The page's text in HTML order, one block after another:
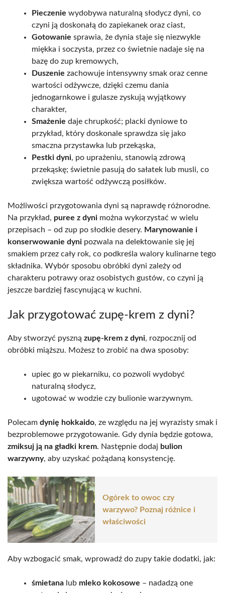
Pieczenie wydobywa naturalną słodycz dyni, co
czyni ją doskonałą do zapiekanek oraz ciast,
Gotowanie sprawia, że dynia staje się niezwykle
miękka i soczysta, przez co świetnie nadaje się na
bazę do zup kremowych,
Duszenie zachowuje intensywny smak oraz cenne
wartości odżywcze, dzięki czemu dania
jednogarnkowe i gulasze zyskują wyjątkowy
charakter,
Smażenie daje chrupkość; placki dyniowe to
przykład, który doskonale sprawdza się jako
smaczna przystawka lub przekąska,
Pestki dyni, po uprażeniu, stanowią zdrową
przekąskę; świetnie pasują do sałatek lub musli, co
zwiększa wartość odżywczą posiłków.
Możliwości przygotowania dyni są naprawdę różnorodne.
Na przykład, puree z dyni można wykorzystać w wielu
przepisach – od zup po słodkie desery. Marynowanie i
konserwowanie dyni pozwala na delektowanie się jej
smakiem przez cały rok, co podkreśla walory kulinarne tego
składnika. Wybór sposobu obróbki dyni zależy od
charakteru potrawy oraz osobistych gustów, co czyni ją
jeszcze bardziej fascynującą w kuchni.
Jak przygotować zupę-krem z dyni?
Aby stworzyć pyszną zupę-krem z dyni, rozpocznij od
obróbki miąższu. Możesz to zrobić na dwa sposoby:
upiec go w piekarniku, co pozwoli wydobyć
naturalną słodycz,
ugotować w wodzie czy bulionie warzywnym.
Polecam dynię hokkaido, ze względu na jej wyrazisty smak i
bezproblemowe przygotowanie. Gdy dynia będzie gotowa,
zmiksuj ją na gładki krem. Następnie dodaj bulion
warzywny, aby uzyskać pożądaną konsystencję.
Ogórek to owoc czy
warzywo? Poznaj różnice i
właściwości
Aby wzbogacić smak, wprowadź do zupy takie dodatki, jak:
śmietana lub mleko kokosowe – nadadzą one